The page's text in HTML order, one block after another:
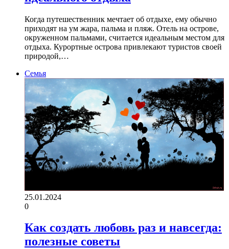
Когда путешественник мечтает об отдыхе, ему обычно
приходят на ум жара, пальма и пляж. Отель на острове,
окруженном пальмами, считается идеальным местом для
отдыха. Курортные острова привлекают туристов своей
природой,…
Семья
25.01.2024
0
Как создать любовь раз и навсегда:
полезные советы